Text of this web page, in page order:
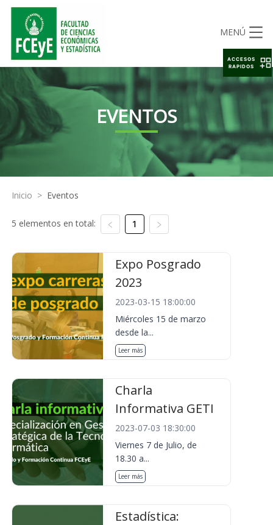
MENÚ
EVENTOS
Inicio > Eventos
5 elementos en total: 1
Expo Posgrado
2023
2023-03-15 18:00:00
Miércoles 15 de marzo
desde la...
Leer más
Charla
Informativa GETI
2023-07-03 18:30:00
Viernes 7 de Julio, de
18.30 a...
Leer más
Estadística:
ACCESOS
RAPIDOS